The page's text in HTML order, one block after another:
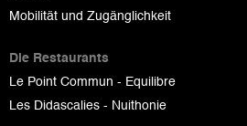
Mobilität und Zugänglichkeit
Die Restaurants
Le Point Commun - Equilibre
Les Didascalies - Nuithonie